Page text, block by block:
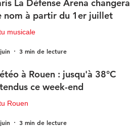
La Défense Arena changera
nom à partir du 1er juillet
musicale
3 min de lecture
à Rouen : jusqu'à 38°C
ce week-end
Rouen
3 min de lecture